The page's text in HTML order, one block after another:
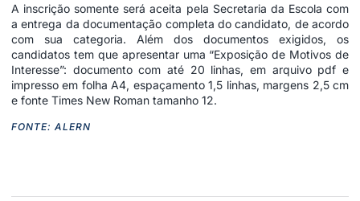
A inscrição somente será aceita pela Secretaria da Escola com
a entrega da documentação completa do candidato, de acordo
com sua categoria. Além dos documentos exigidos, os
candidatos tem que apresentar uma “Exposição de Motivos de
Interesse”: documento com até 20 linhas, em arquivo pdf e
impresso em folha A4, espaçamento 1,5 linhas, margens 2,5 cm
e fonte Times New Roman tamanho 12.
FONTE: ALERN